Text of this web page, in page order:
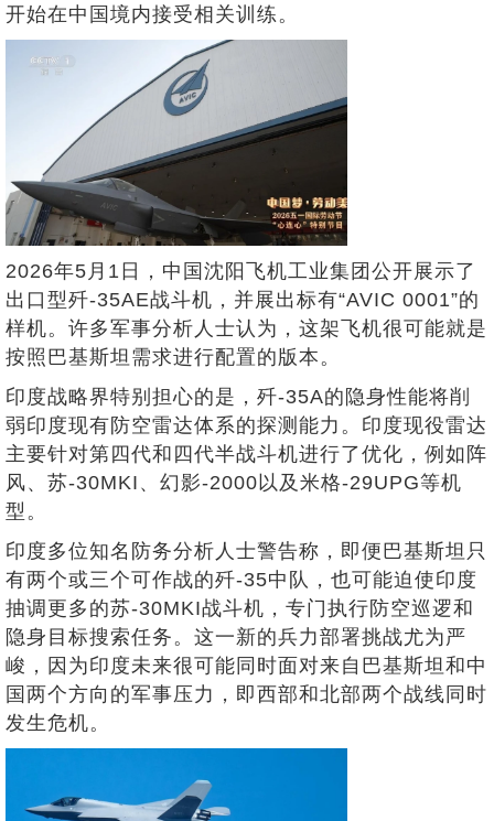
开始在中国境内接受相关训练。
2026年5月1日，中国沈阳飞机工业集团公开展示了
出口型歼-35AE战斗机，并展出标有“AVIC 0001”的
样机。许多军事分析人士认为，这架飞机很可能就是
按照巴基斯坦需求进行配置的版本。
印度战略界特别担心的是，歼-35A的隐身性能将削
弱印度现有防空雷达体系的探测能力。印度现役雷达
主要针对第四代和四代半战斗机进行了优化，例如阵
风、苏-30MKI、幻影-2000以及米格-29UPG等机
型。
印度多位知名防务分析人士警告称，即便巴基斯坦只
有两个或三个可作战的歼-35中队，也可能迫使印度
抽调更多的苏-30MKI战斗机，专门执行防空巡逻和
隐身目标搜索任务。这一新的兵力部署挑战尤为严
峻，因为印度未来很可能同时面对来自巴基斯坦和中
国两个方向的军事压力，即西部和北部两个战线同时
发生危机。